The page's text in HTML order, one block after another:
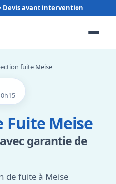
fuite Meise
Fuite Meise
garantie de
de fuite à Meise